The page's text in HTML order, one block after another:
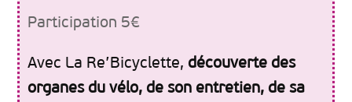
Participation 5€
Avec La Re’Bicyclette, découverte des
organes du vélo, de son entretien, de sa